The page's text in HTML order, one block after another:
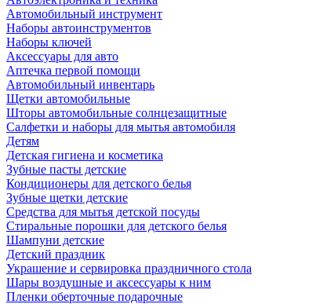
Автомобильный инструмент
Наборы автоинструментов
Наборы ключей
Аксессуары для авто
Аптечка первой помощи
Автомобильный инвентарь
Щетки автомобильные
Шторы автомобильные солнцезащитные
Салфетки и наборы для мытья автомобиля
Детям
Детская гигиена и косметика
Зубные пасты детские
Кондиционеры для детского белья
Зубные щетки детские
Средства для мытья детской посуды
Стиральные порошки для детского белья
Шампуни детские
Детский праздник
Украшение и сервировка праздничного стола
Шары воздушные и аксессуары к ним
Пленки оберточные подарочные